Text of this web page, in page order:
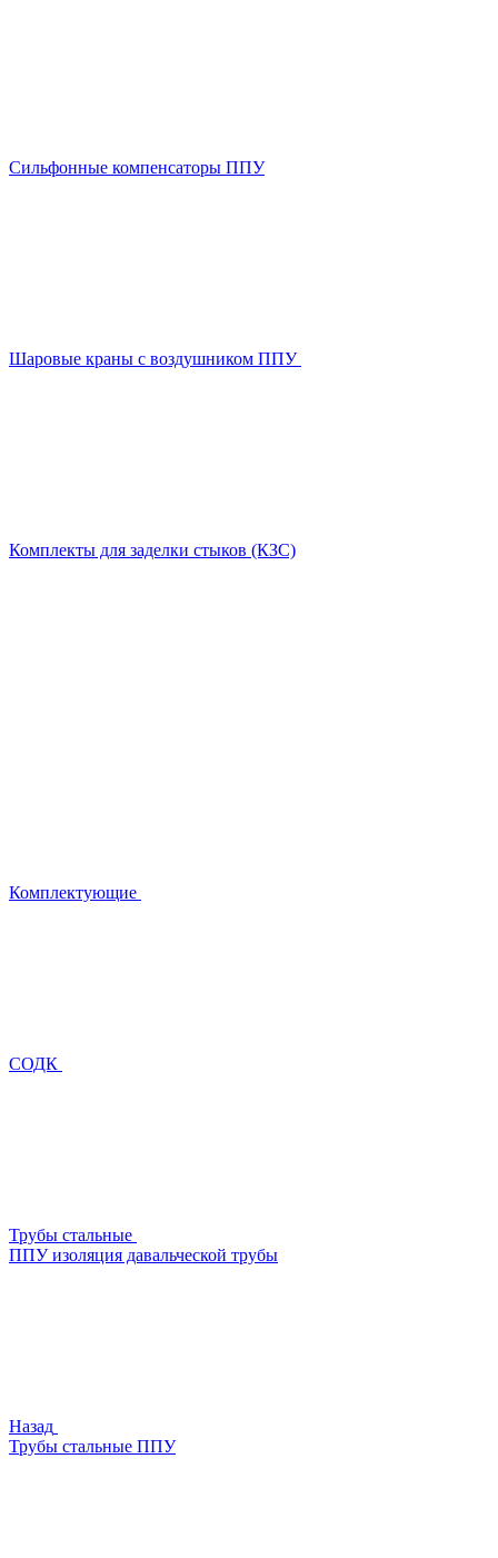
Сильфонные компенсаторы ППУ
Шаровые краны с воздушником ППУ
Комплекты для заделки стыков (КЗС)
Комплектующие
СОДК
Трубы стальные
ППУ изоляция давальческой трубы
Назад
Трубы стальные ППУ